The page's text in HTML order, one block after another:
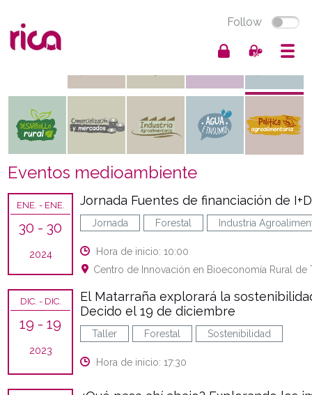
Follow
Eventos medioambiente
ENE. - ENE.
30 - 30
2024
Jornada Fuentes de financiación de
Jornada Forestal Industria
Hora de inicio: 10:00
Centro de Innovación en Bioeconomía Rural de
DIC. - DIC.
19 - 19
2023
El Matarraña explorará la
Decido el 19 de diciembre
Taller Forestal Sostenibilidad
Hora de inicio: 17:30